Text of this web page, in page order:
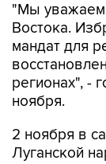
"Мы уважаем
Востока.
мандат для
регионах", -
ноября.
2 ноября в
Луганской